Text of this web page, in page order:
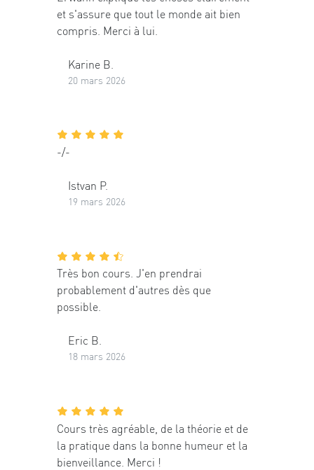
et s'assure que tout le monde ait bien
compris. Merci à lui.
Karine B.
20 mars 2026
-/-
Istvan P.
19 mars 2026
Très bon cours. J'en prendrai
probablement d'autres dès que
possible.
Eric B.
18 mars 2026
Cours très agréable, de la théorie et de
la pratique dans la bonne humeur et la
bienveillance. Merci !